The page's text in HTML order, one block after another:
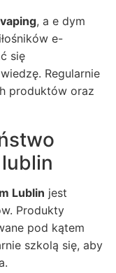
vaping, a e dym
e-
się
Regularnie
produktów oraz
Lublin jest
Produkty
pod kątem
szkolą się, aby